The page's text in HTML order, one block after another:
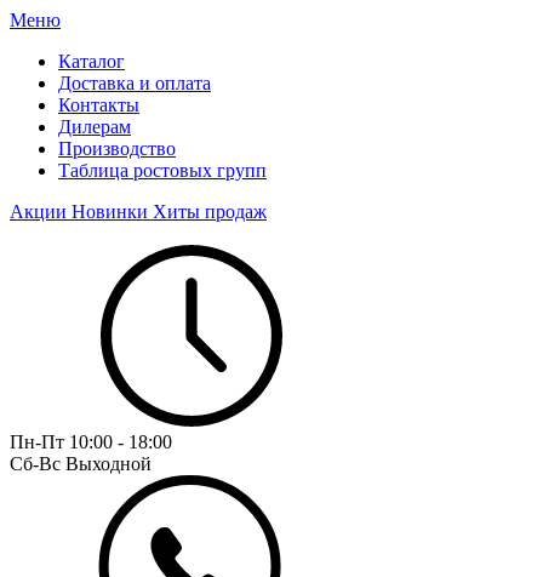
Меню
Каталог
Доставка и оплата
Контакты
Дилерам
Производство
Таблица ростовых групп
Акции Новинки Хиты продаж
Пн-Пт 10:00 - 18:00
Сб-Вс Выходной